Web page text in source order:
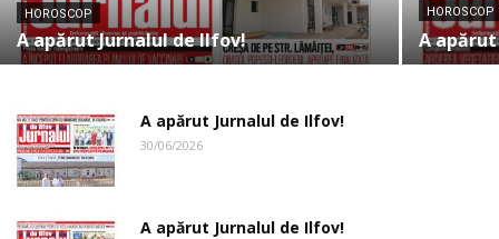
HOROSCOP
A apărut Jurnalul de Ilfov!
HOROSCOP
A
A apărut Jurnalul de Ilfov!
30/06/2026
A apărut Jurnalul de Ilfov!